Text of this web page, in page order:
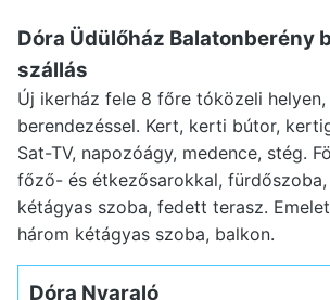
Dóra Üdülőház Balatonberény
szállás
Új ikerház fele 8 főre tóközeli helyen,
berendezéssel. Kert, kerti bútor,
Sat-TV, napozóágy, medence, stég.
főző- és étkezősarokkal, fürdőszoba,
kétágyas szoba, fedett terasz.
három kétágyas szoba, balkon.
Dóra Nyaraló